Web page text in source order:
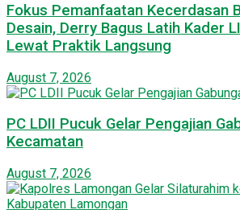
Fokus Pemanfaatan Kecerdasan
Desain, Derry Bagus Latih Kader
Lewat Praktik Langsung
August 7, 2026
PC LDII Pucuk Gelar Pengajian
Kecamatan
August 7, 2026